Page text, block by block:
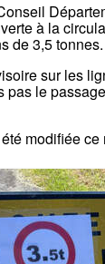
à la
de 3,5 tonnes.
sur les
pas le
modifiée ce